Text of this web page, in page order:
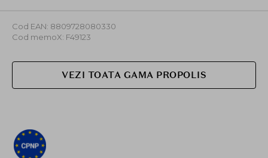
Cod EAN: 8809728080330
Cod memoX: F49123
VEZI TOATA GAMA PROPOLIS